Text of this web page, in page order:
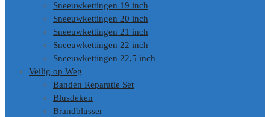
Sneeuwkettingen 19 inch
Sneeuwkettingen 20 inch
Sneeuwkettingen 21 inch
Sneeuwkettingen 22 inch
Sneeuwkettingen 22,5 inch
Veilig op Weg
Banden Reparatie Set
Blusdeken
Brandblusser